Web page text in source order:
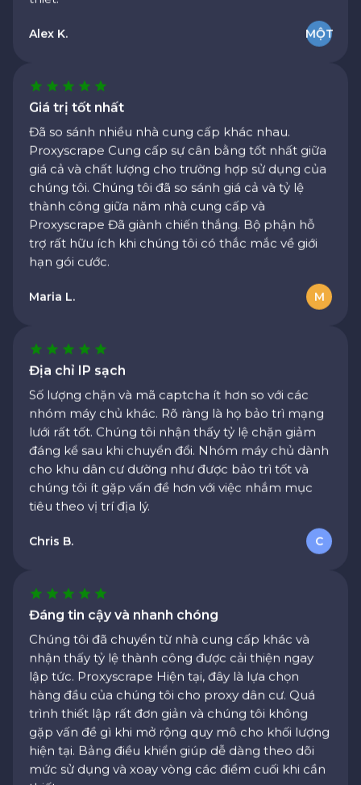
Alex K.
Giá trị tốt nhất
Đã so sánh nhiều nhà cung cấp khác nhau.
giá cả và chất lượng cho trường hợp sử dụng của
chúng tôi. Chúng tôi đã so sánh giá cả và tỷ lệ
thành công giữa năm nhà cung cấp và
Proxyscrape Đã giành chiến thắng. Bộ phận hỗ
trợ rất hữu ích khi chúng tôi có thắc mắc về giới
hạn gói cước.
Maria L.
Địa chỉ IP sạch
Số lượng chặn và mã captcha ít hơn so với các
lưới rất tốt. Chúng tôi nhận thấy tỷ lệ chặn giảm
đáng kể sau khi chuyển đổi. Nhóm máy chủ dành
cho khu dân cư dường như được bảo trì tốt và
chúng tôi ít gặp vấn đề hơn với việc nhắm mục
tiêu theo vị trí địa lý.
Chris B.
Đáng tin cậy và nhanh chóng
Chúng tôi đã chuyển từ nhà cung cấp khác và
lập tức. Proxyscrape Hiện tại, đây là lựa chọn
hàng đầu của chúng tôi cho proxy dân cư. Quá
trình thiết lập rất đơn giản và chúng tôi không
gặp vấn đề gì khi mở rộng quy mô cho khối lượng
hiện tại. Bảng điều khiển giúp dễ dàng theo dõi
mức sử dụng và xoay vòng các điểm cuối khi cần
thiết.